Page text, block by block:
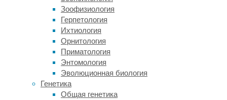
Зоофизиология
Герпетология
Ихтиология
Орнитология
Приматология
Энтомология
Эволюционная биология
Генетика
Общая генетика
долгожителей
«Главное
отличие
долгожителей
от
обычных
людей
заключается